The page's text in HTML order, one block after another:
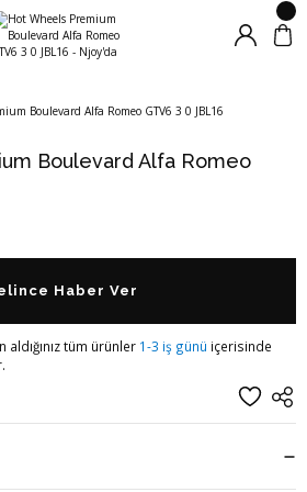
Boulevard Alfa Romeo
Haber Ver
aldığınız tüm ürünler 1-3 iş günü içerisinde